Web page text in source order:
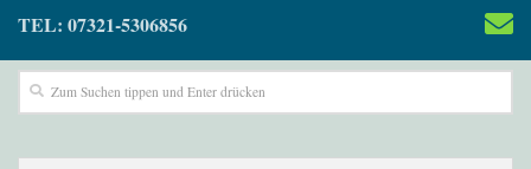
TEL: 07321-5306856